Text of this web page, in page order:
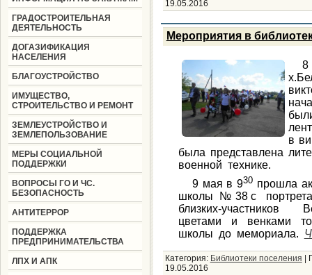
ГРАДОСТРОИТЕЛЬНАЯ
ДЕЯТЕЛЬНОСТЬ
ДОГАЗИФИКАЦИЯ
НАСЕЛЕНИЯ
БЛАГОУСТРОЙСТВО
ИМУЩЕСТВО,
СТРОИТЕЛЬСТВО И РЕМОНТ
ЗЕМЛЕУСТРОЙСТВО И
ЗЕМЛЕПОЛЬЗОВАНИЕ
МЕРЫ СОЦИАЛЬНОЙ
ПОДДЕРЖКИ
ВОПРОСЫ ГО И ЧС.
БЕЗОПАСНОСТЬ
АНТИТЕРРОР
ПОДДЕРЖКА
ПРЕДПРИНИМАТЕЛЬСТВА
ЛПХ И АПК
19.05.2016
Мероприятия в
8
в
была представлена
военной технике.
9 мая в 930 прошла
школы № 38 с
близких-участников
цветами и венками
школы до мемориала.
Категория: Библиотеки поселения
19.05.2016